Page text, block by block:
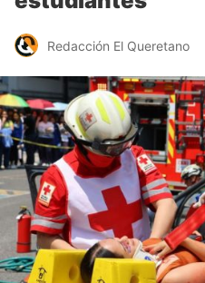
Redacción El Queretano